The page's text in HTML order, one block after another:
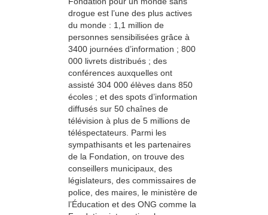
drogue est l’une des plus actives
du monde : 1,1 million de
personnes sensibilisées grâce à
3400 journées d’information ; 800
000 livrets distribués ; des
conférences auxquelles ont
assisté 304 000 élèves dans 850
écoles ; et des spots d’information
diffusés sur 50 chaînes de
télévision à plus de 5 millions de
téléspectateurs. Parmi les
sympathisants et les partenaires
de la Fondation, on trouve des
conseillers municipaux, des
législateurs, des commissaires de
police, des maires, le ministère de
l’Éducation et des ONG comme la